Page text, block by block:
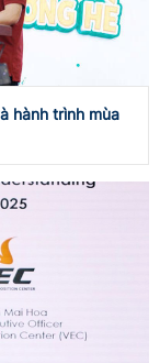
hành trình mùa